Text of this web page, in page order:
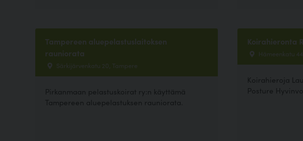
Tampereen aluepelastuslaitoksen
rauniorata
Särkijärvenkatu 20, Tampere
Pirkanmaan pelastuskoirat ry:n käyttämä
Tampereen aluepelastuksen rauniorata.
Koirahieronta
Hämeenkatu
Koirahieroja
Posture